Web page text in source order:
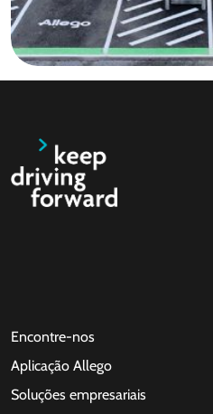
Encontre-nos
Aplicação Allego
Soluções empresariais